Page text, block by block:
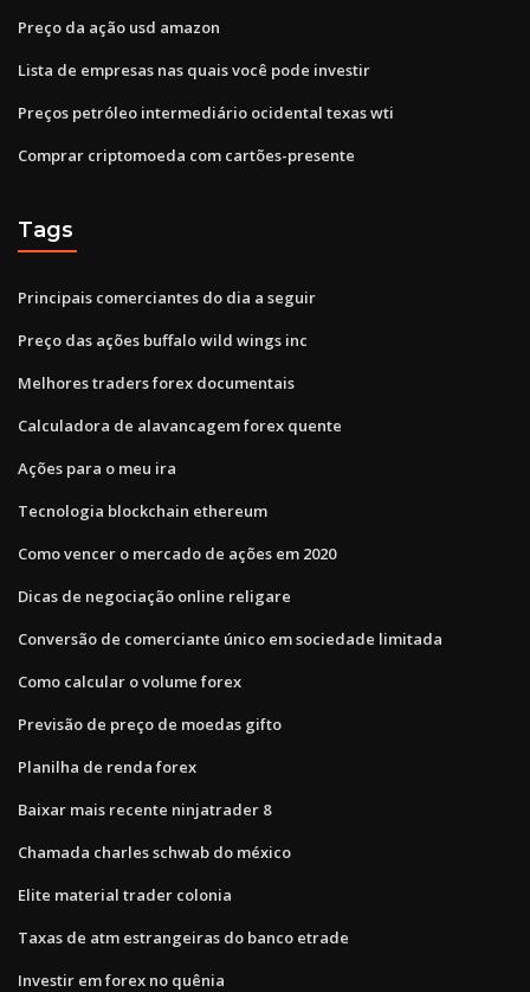
Preço da ação usd amazon
Lista de empresas nas quais você pode investir
Preços petróleo intermediário ocidental texas wti
Comprar criptomoeda com cartões-presente
Tags
Principais comerciantes do dia a seguir
Preço das ações buffalo wild wings inc
Melhores traders forex documentais
Calculadora de alavancagem forex quente
Ações para o meu ira
Tecnologia blockchain ethereum
Como vencer o mercado de ações em 2020
Dicas de negociação online religare
Conversão de comerciante único em sociedade limitada
Como calcular o volume forex
Previsão de preço de moedas gifto
Planilha de renda forex
Baixar mais recente ninjatrader 8
Chamada charles schwab do méxico
Elite material trader colonia
Taxas de atm estrangeiras do banco etrade
Investir em forex no quênia